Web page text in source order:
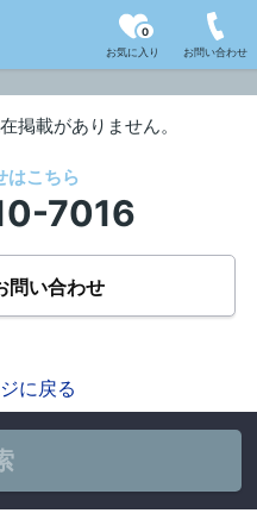
お気に入り
0
お問い合わせ
掲載がありません。
はこちら
7016
問い合わせ
に戻る